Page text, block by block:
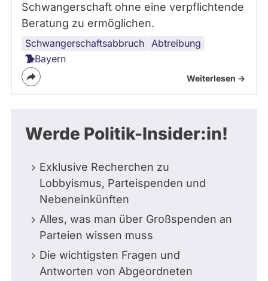
Schwangerschaft ohne eine verpflichtende
Beratung zu ermöglichen.
Schwangerschaftsabbruch Abtreibung
Bayern
Weiterlesen ->
Werde Politik-Insider:in!
Exklusive Recherchen zu
Lobbyismus, Parteispenden und
Nebeneinkünften
Alles, was man über Großspenden an
Parteien wissen muss
Die wichtigsten Fragen und
Antworten von Abgeordneten